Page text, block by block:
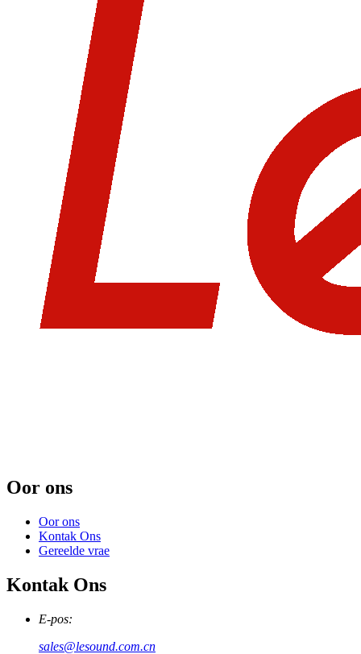
Oor ons
Oor ons
Kontak Ons
Gereelde vrae
Kontak Ons
E-pos:
sales@lesound.com.cn